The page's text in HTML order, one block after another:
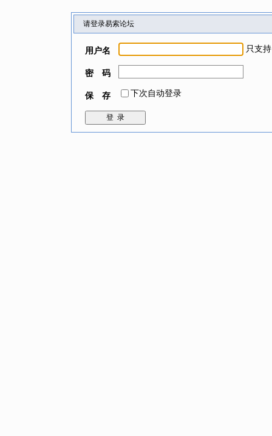
请登录易索论坛
用户名 只支
密 码
保 存 下次自动登录